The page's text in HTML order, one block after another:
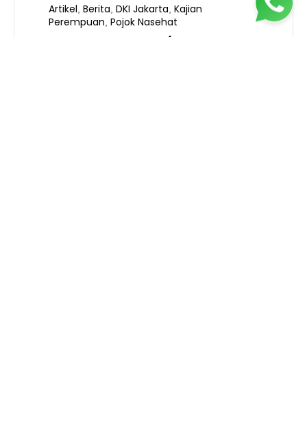
Artikel, Berita, DKI Jakarta, Kajian
Perempuan, Pojok Nasehat
KEAMANAN PANGAN (PART 2 –